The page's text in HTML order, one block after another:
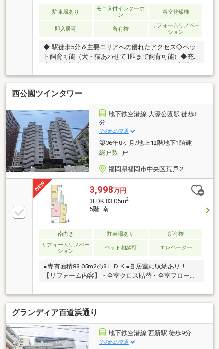
駐車場あり
モニタ付インターホ
ン
浴室乾燥機
即入居可 所有権
リフォームリノベー
ション
◆ 駅徒歩5分＆主要エリアへの優れたアクセス◇ペッ
ト飼育可能（犬・猫あわせて1匹まで飼育可能）◆充
BOX・防犯カメラ）◇ 内装リフォーム完了（即入居可
能）◎ルーミックスについて◎我々は、福岡で創立14
周年を迎えた地域密着の不動産会社です！売買・収
益・賃貸・管理と多岐にわたる不動産事業を行ってお
ります。福岡県の物件は全てご案内できますので、お
気軽にご連絡ください♪◎今だけ！店舗来店キャンペ
ーン◎ご来店のご予約を頂きアンケートにお答え頂い
たお客様にAmazonギフト2000円分プレゼント！1組様
1回限りです♪お子様連れの内見大歓迎！！
西公園ツインタワー
地下鉄空港線 大濠公園駅 徒歩8
分
その他の交通
築36年8ヶ月/地上12階地下1階建
総戸数-戸
福岡県福岡市中央区荒戸２
3,998万円
3LDK 83.05m2
5階 南
南向き 駐車場あり
所有権
リフォームリノベー
ション
ペット相談可 エレベーター
●専有面積83.05m2の3ＬＤＫ●各居室に収納あり！
【リフォーム内容】・全室クロス貼替・全室フローリ
ング貼替・水回り交換（キッチン、浴室、洗面台、ト
イレ）
グランディア百道浜通り
地下鉄空港線 西新駅 徒歩9分
その他の交通